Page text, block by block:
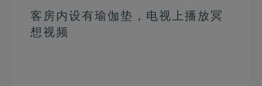
客房内设有瑜伽垫，电视上播放冥
想视频